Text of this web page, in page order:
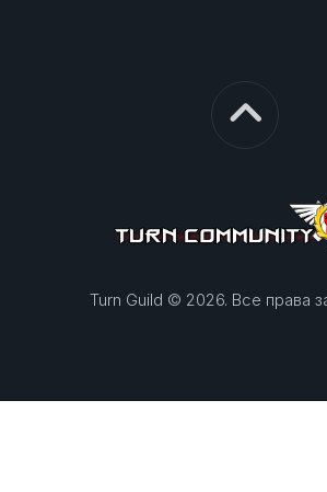
Turn Guild © 2026. Все права